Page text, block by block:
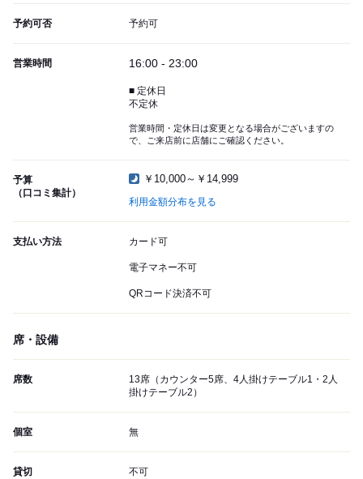
予約可否 予約可
営業時間 16:00 - 23:00
■ 定休日
不定休
営業時間・定休日は変更となる場合がございますの
で、ご来店前に店舗にご確認ください。
予算
（口コミ集計）
￥10,000～￥14,999
利用金額分布を見る
支払い方法 カード可
電子マネー不可
QRコード決済不可
席・設備
席数
13席（カウンター5席、4人掛けテーブル1・2人
掛けテーブル2）
個室 無
貸切 不可